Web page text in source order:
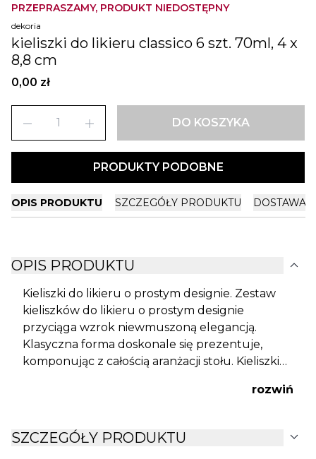
PRZEPRASZAMY, PRODUKT NIEDOSTĘPNY
dekoria
kieliszki do likieru classico 6 szt. 70ml, 4 x
8,8 cm
0,00 zł
remove add DO KOSZYKA
PRODUKTY PODOBNE
OPIS PRODUKTU SZCZEGÓŁY PRODUKTU DOSTAWA
OPIS PRODUKTU expand_more
Kieliszki do likieru o prostym designie. Zestaw
kieliszków do likieru o prostym designie
przyciąga wzrok niewmuszoną elegancją.
Klasyczna forma doskonale się prezentuje,
komponując z całością aranżacji stołu. Kieliszki
z tradycjami włoskiego rzemiosła. Dmuchane
bezołowiowe szkło kryształowe jest odporne na
rozwiń
SZCZEGÓŁY PRODUKTU expand_more